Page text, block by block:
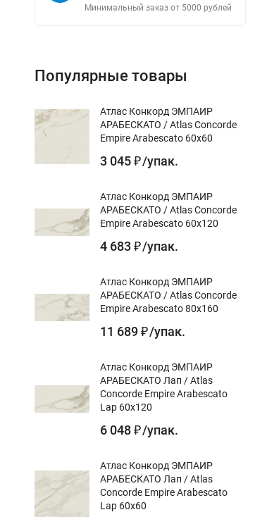
Керамогранит Tubadzin TORANO white
Цвет gr:
Дизайн-тема gr:
Минимальный заказ от 5000 рублей
Популярные товары
Атлас Конкорд ЭМПАИР
АРАБЕСКАТО / Atlas Concorde
Empire Arabescato 60x60
3 045 ₽ /упак.
Атлас Конкорд ЭМПАИР
АРАБЕСКАТО / Atlas Concorde
Empire Arabescato 60x120
4 683 ₽ /упак.
Атлас Конкорд ЭМПАИР
АРАБЕСКАТО / Atlas Concorde
Empire Arabescato 80x160
11 689 ₽ /упак.
Атлас Конкорд ЭМПАИР
АРАБЕСКАТО Лап / Atlas
Concorde Empire Arabescato
Lap 60x120
6 048 ₽ /упак.
Атлас Конкорд ЭМПАИР
АРАБЕСКАТО Лап / Atlas
Concorde Empire Arabescato
Lap 60x60